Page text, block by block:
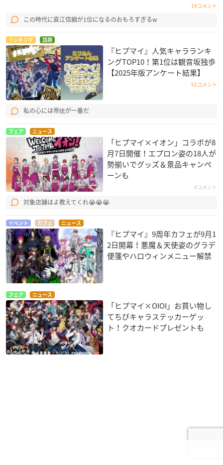
14コメント
この時代に直江信綱が1位になるのおもろすぎるw
ランキング 話題
『ヒプマイ』人気キャラランキ
ングTOP10！第1位は観音坂独歩
【2025年版アンケート結果】
51コメント
私の心には帝统が一番だ
フェア ニュース
「ヒプマイ×イオン」コラボが8
月7日開催！エプロン姿の18人が
勢揃いでグッズ＆景品キャンペ
ーンも
4コメント
対象店舗はよ教えてくれ😭😭😭
イベント カフェ ニュース
『ヒプマイ』9周年カフェが9月1
2日開幕！悪魔＆天使姿のグラデ
便箋やハロウィンメニュー解禁
フェア ニュース
「ヒプマイ×OIOI」お買い物し
てちびキャラステッカーゲッ
ト！クオカードプレゼントも